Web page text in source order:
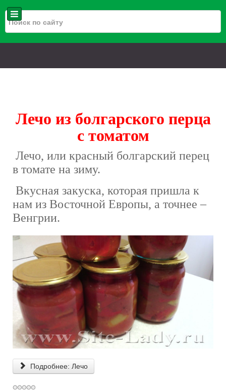
Лечо из болгарского перца
с томатом
Лечо, или красный болгарский перец
в томате на зиму.
Вкусная закуска, которая пришла к
нам из Восточной Европы, а точнее –
Венгрии.
Подробнее: Лечо